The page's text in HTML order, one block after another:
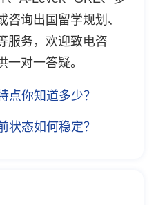
询出国留学规划、
服务，欢迎致电咨
对一答疑。
点你知道多少？
状态如何稳定？